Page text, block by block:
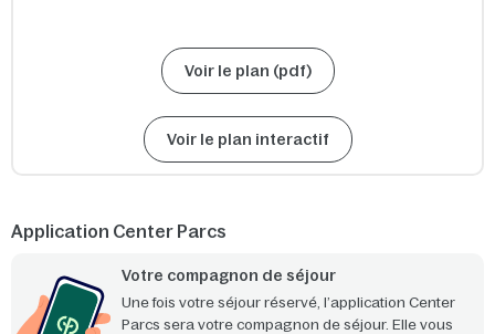
Voir le plan (pdf)
Voir le plan interactif
Application Center Parcs
Votre compagnon de séjour
Une fois votre séjour réservé, l’application Center
Parcs sera votre compagnon de séjour. Elle vous